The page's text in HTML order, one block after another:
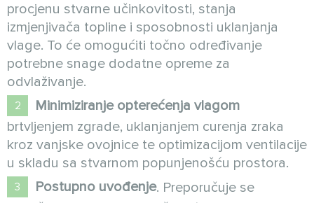
procjenu stvarne učinkovitosti, stanja
izmjenjivača topline i sposobnosti uklanjanja
vlage. To će omogućiti točno određivanje
potrebne snage dodatne opreme za
odvlaživanje.
Minimiziranje opterećenja vlagom
brtvljenjem zgrade, uklanjanjem curenja zraka
kroz vanjske ovojnice te optimizacijom ventilacije
u skladu sa stvarnom popunjenošću prostora.
Postupno uvođenje. Preporučuje se